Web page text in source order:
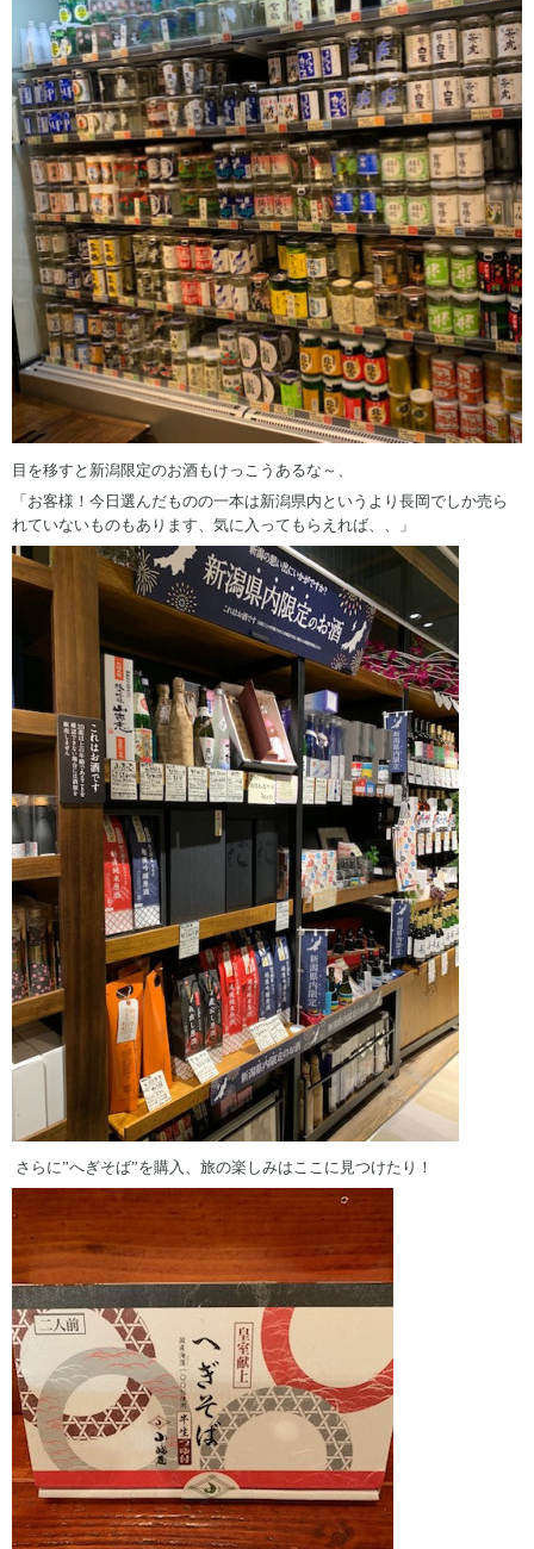
目を移すと新潟限定のお酒もけっこうあるな～、
「お客様！今日選んだものの一本は新潟県内というより長岡でしか売ら
れていないものもあります、気に入ってもらえれば、、」
さらに”へぎそば”を購入、旅の楽しみはここに見つけたり！